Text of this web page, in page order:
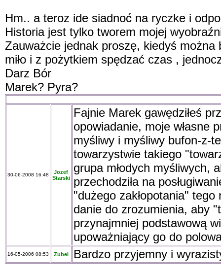
Hm.. a teroz ide siadnoć na ryczke i
Historia jest tylko tworem mojej
Zauważcie jednak proszę, kiedyś można
miło i z pożytkiem spędzać czas ,
Darz Bór
Marek? Pyra?
30-06-2008 16:48
Jozef
Starski
Fajnie Marek gawędziłeś
opowiadanie, moje własne
myśliwy i myśliwy bufon-z-
towarzystwie takiego
grupa młodych myśliwych,
przechodziła na
"dużego zakłopotania"
danie do zrozumienia, aby
przynajmniej podstawową
upoważniający go do
16-05-2006 08:53 Zubel Bardzo przyjemny i